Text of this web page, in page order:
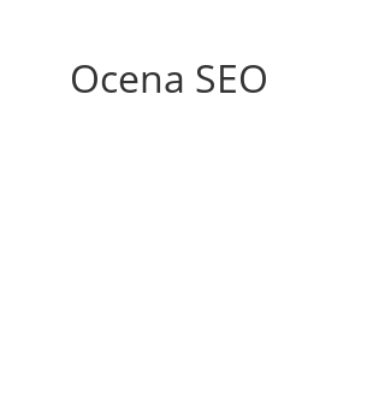
Ocena SEO